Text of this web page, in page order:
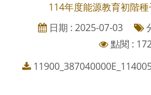
114年度能源教育初階
日期 : 2025-07-03
點閱 :